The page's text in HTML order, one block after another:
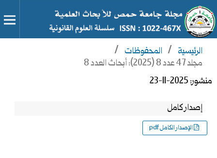
الرئيسية / المحفوظات /
مجلد 47 عدد 8 (2025): أبحاث العدد 8
منشور: 2025-11-23
إصدار كامل
الإصدار الكامل pdf